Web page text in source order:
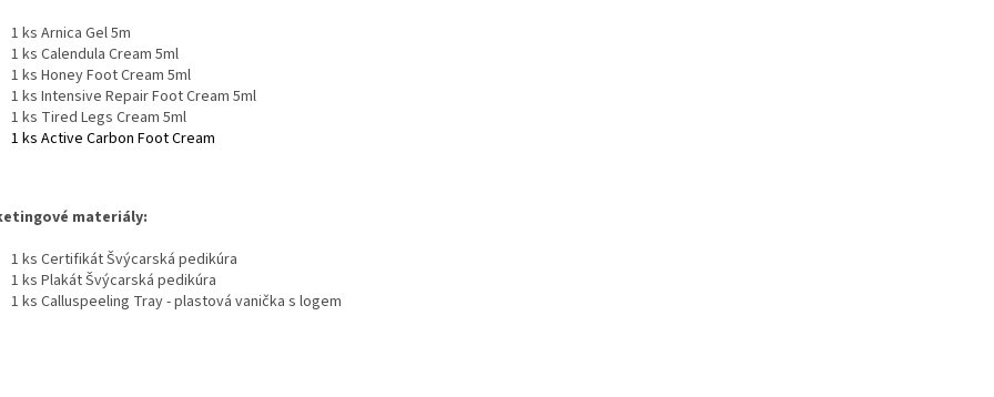
1 ks Arnica Gel 5m
1 ks Calendula Cream 5ml
1 ks Honey Foot Cream 5ml
1 ks Intensive Repair Foot Cream 5ml
1 ks Tired Legs Cream 5ml
1 ks Active Carbon Foot Cream
materiály:
1 ks Certifikát Švýcarská pedikúra
1 ks Plakát Švýcarská pedikúra
1 ks Calluspeeling Tray - plastová vanička s logem